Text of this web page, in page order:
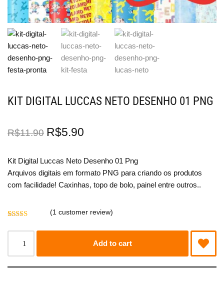
KIT DIGITAL LUCCAS NETO DESENHO 01 PNG
R$11.90 R$5.90
Kit Digital Luccas Neto Desenho 01 Png
Arquivos digitais em formato PNG para criando os produtos
com facilidade! Caxinhas, topo de bolo, painel entre outros..
out of 5
based on
customer
rating
(1 customer review)
Add to cart